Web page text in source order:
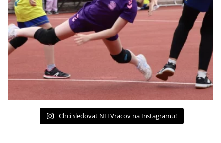
Chci sledovat NH Vracov na Instagramu!